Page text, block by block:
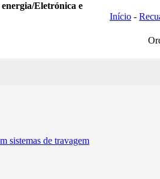
Eletrónica e
Início -
sistemas de travagem